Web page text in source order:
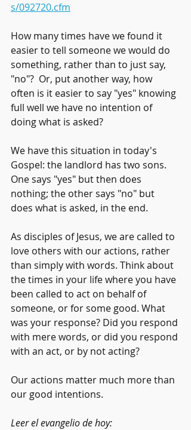
s/092720.cfm
How many times have we found it
easier to tell someone we would do
something, rather than to just say,
"no"?  Or, put another way, how
often is it easier to say "yes" knowing
full well we have no intention of
doing what is asked?
We have this situation in today's
Gospel: the landlord has two sons.
One says "yes" but then does
nothing; the other says "no" but
does what is asked, in the end.
As disciples of Jesus, we are called to
love others with our actions, rather
than simply with words. Think about
the times in your life where you have
been called to act on behalf of
someone, or for some good. What
was your response? Did you respond
with mere words, or did you respond
with an act, or by not acting?
Our actions matter much more than
our good intentions.
Leer el evangelio de hoy: